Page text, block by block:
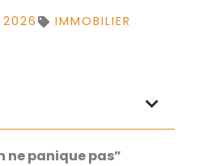
2026 IMMOBILIER
ne panique pas”